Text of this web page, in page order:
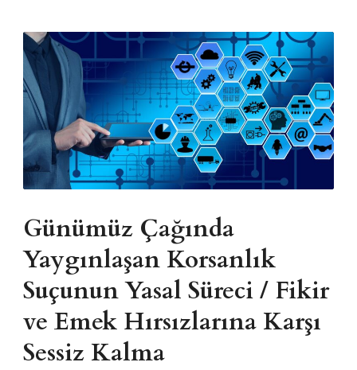
Günümüz Çağında
Yaygınlaşan Korsanlık
Suçunun Yasal Süreci / Fikir
ve Emek Hırsızlarına Karşı
Sessiz Kalma